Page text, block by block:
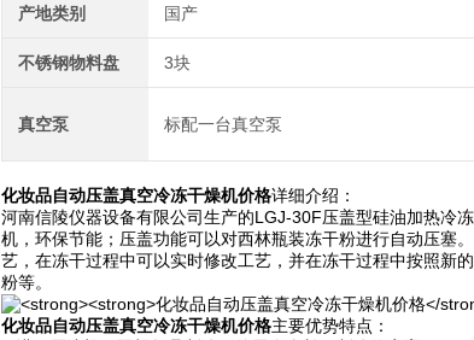
产地类别 国产
不锈钢物料盘 3块
真空泵 标配一台真空泵
化妆品自动压盖真空冷冻干燥机价格详细介绍：
河南信陵仪器设备有限公司生产的LGJ-30F压盖型硅油加热冷
机，环保节能；压盖功能可以对西林瓶装冻干粉进行自动压塞
艺，在冻干过程中可以实时修改工艺，并在冻干过程中按照新
粉等。
化妆品自动压盖真空冷冻干燥机价格主要优势特点：